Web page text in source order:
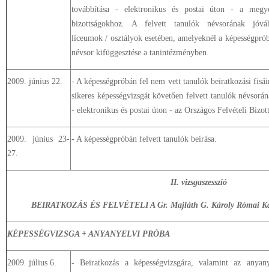
továbbítása - elektronikus és postai úton - a
bizottságokhoz. A felvett tanulók névsorának
líceumok / osztályok esetében, amelyeknél a
névsor kifüggesztése a tanintézményben.
2009. június 22.
- A képességpróbán fel nem vett tanulók beiratkozási
sikeres képességvizsgát követően felvett tanulók
- elektronikus és postai úton - az Országos Felvételi
2009. június 23-
27.
- A képességpróbán felvett tanulók beírása.
II. vizsgaszesszió
BEIRATKOZÁS ÉS FELVÉTELI A Gr. Majláth G. Károly Római
KÉPESSÉGVIZSGA + ANYANYELVI PRÓBA
2009. július 6.
- Beiratkozás a képességvizsgára, valamint az